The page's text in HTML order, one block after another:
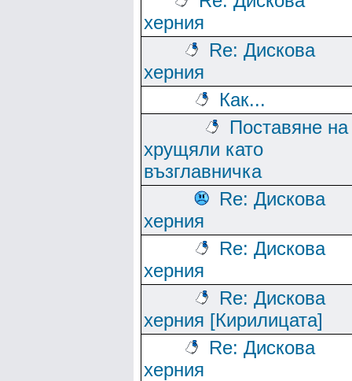
херния
Re: Дискова
херния
Как...
Поставяне на
хрущяли като
възглавничка
Re: Дискова
херния
Re: Дискова
херния
Re: Дискова
херния [Кирилицата]
Re: Дискова
херния